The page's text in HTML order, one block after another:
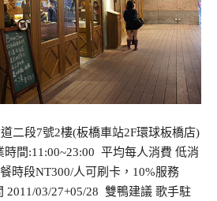
二段7號2樓(板橋車站2F環球板橋店)
時間:11:00~23:00 平均每人消費 低消
時段NT300/人可刷卡，10%服務
2011/03/27+05/28 雙鴨建議 歌手駐